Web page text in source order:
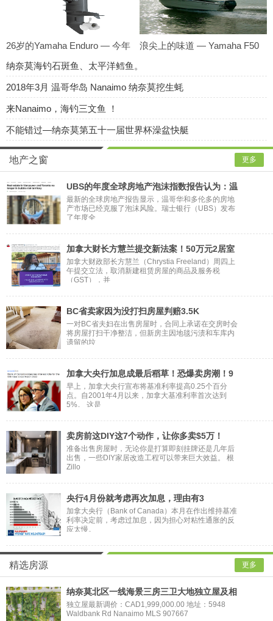
26岁的Yamaha Enduro — 今年
首次海试 【视
浪尖上的味道 — Yamaha F50
纳奈莫海钓石斑鱼、太平洋鳕鱼。
2018年3月 温哥华岛 Nanaimo 纳奈莫挖生蚝
来Nanaimo，海钓三文鱼 ！
不能错过—纳奈莫第五十一届世界杯澡盆快艇
地产之窗 更多
UBS的年度全球房地产泡沫指数报告认为：温
最新的全球房地产报告显示，温哥华和多伦多的房地
产市场已经克服了泡沫风险。瑞士银行（UBS）发布
了年度全
加拿大财长方慧兰提交新法案！50万元2居室
加拿大财政部长方慧兰（Chrystia Freeland）周四上
午提交立法，取消新建租赁房屋的商品及服务税
（GST），并
BC省卖家因为没打扫房屋判赔3.5K
一对BC省夫妇在出售房屋时，合同上承诺在交房时会
将房屋打扫干净整洁，但新房主因地毯污渍和车库内
遗留的垃
加拿大央行加息成最后稻草！恐爆卖房潮！9
早上，加拿大央行宣布将基准利率提高0.25个百分
点。自2001年4月以来，加拿大基准利率首次达到
5%。 这是
卖房前这DIY这7个动作，让你多卖$5万！
准备出售房屋时，无论你是打算即刻挂牌还是几年后
出售，一些DIY家居改造工程可以带来巨大效益。 根
Zillo
央行4月份就考虑再次加息，理由有3
加拿大央行（Bank of Canada）本月在作出维持基准
利率决定前，考虑过加息，因为担心对粘性通胀的反
应太慢。
精选房源 更多
纳奈莫北区一线海景三房三卫大地独立屋及相
独立屋最新调价：CAD1,999,000.00 地址：5948
Waldbank Rd Nanaimo MLS 907667